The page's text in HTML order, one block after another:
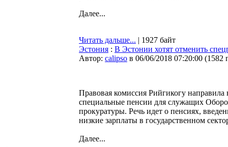
Далее...
Читать дальше... | 1927 байт
Эстония : В Эстонии хотят отменить
Автор: calipso в 06/06/2018 07:20:00 (1582
Правовая комиссия Рийгикогу
специальные пенсии для служащих
прокуратуры. Речь идет о пенсиях,
низкие зарплаты в государственном
Далее...